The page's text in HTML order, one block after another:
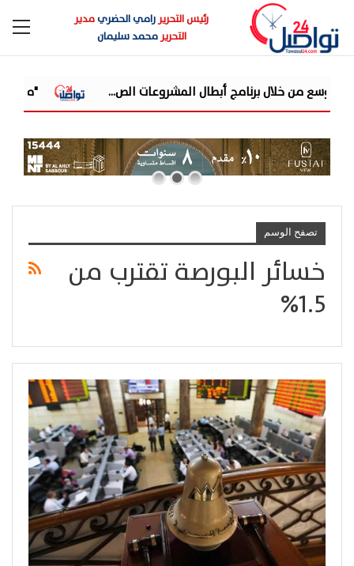
رئيس التحريررامي الحضريمدير
التحريرمحمد سليمان
"مون ميديا"
تصفح الوسم
خسائر البورصة تقترب من
1.5%